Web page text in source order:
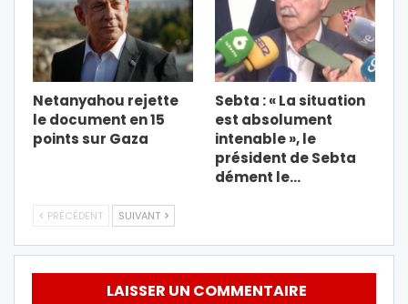
Netanyahou rejette
le document en 15
points sur Gaza
Sebta : « La situation
est absolument
intenable », le
président de Sebta
dément le…
PRÉCÉDENT SUIVANT
LAISSER UN COMMENTAIRE